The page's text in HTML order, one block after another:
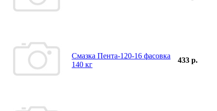
Смазка Пента-120-16 фасовка
140 кг
433 р.